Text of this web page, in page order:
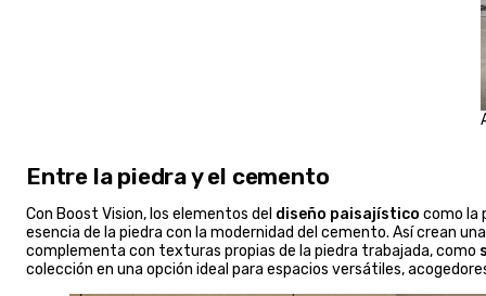
Entre la piedra y el cemento
Con Boost Vision, los elementos del diseño paisajístico como la
esencia de la piedra con la modernidad del cemento. Así crean
complementa con texturas propias de la piedra trabajada, como
colección en una opción ideal para espacios versátiles,